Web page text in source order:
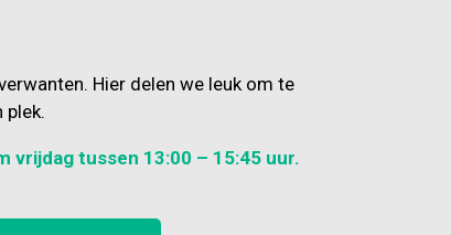
Hier delen we leuk om te
vrijdag tussen 13:00 – 15:45 uur.